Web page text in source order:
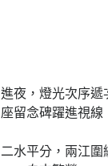
進夜，燈光次序
座留念碑躍進視
二水平分，兩江